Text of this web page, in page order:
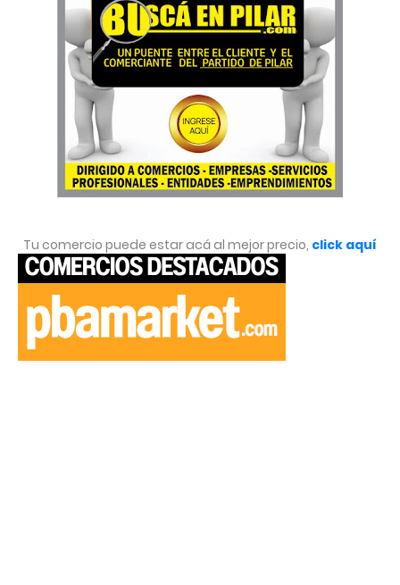
Tu comercio puede estar acá al mejor precio, click aquí